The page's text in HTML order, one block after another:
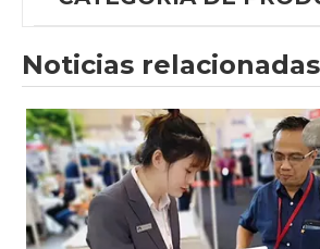
Noticias relacionadas